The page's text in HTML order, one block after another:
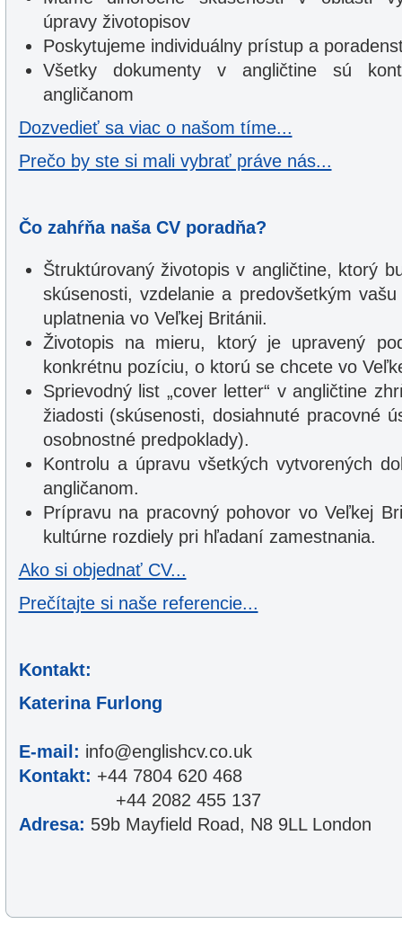
úpravy životopisov
Poskytujeme individuálny prístup a
Všetky dokumenty v angličtine sú
angličanom
Dozvedieť sa viac o našom tíme...
Prečo by ste si mali vybrať práve nás...
Čo zahŕňa naša CV poradňa?
Štruktúrovaný životopis v angličtine, ktorý
skúsenosti, vzdelanie a predovšetkým
uplatnenia vo Veľkej Británii.
Životopis na mieru, ktorý je upravený
konkrétnu pozíciu, o ktorú se chcete vo
Sprievodný list „cover letter“ v angličtine
žiadosti (skúsenosti, dosiahnuté pracovné
osobnostné predpoklady).
Kontrolu a úpravu všetkých vytvorených
angličanom.
Prípravu na pracovný pohovor vo Veľkej
kultúrne rozdiely pri hľadaní zamestnania.
Ako si objednať CV...
Prečítajte si naše referencie...
Kontakt:
Katerina Furlong
E-mail: info@englishcv.co.uk
Kontakt: +44 7804 620 468
+44 2082 455 137
Adresa: 59b Mayfield Road, N8 9LL London